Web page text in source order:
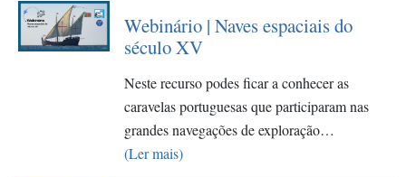
Webinário | Naves espaciais do
século XV
Neste recurso podes ficar a conhecer as
caravelas portuguesas que participaram nas
grandes navegações de exploração…
(Ler mais)